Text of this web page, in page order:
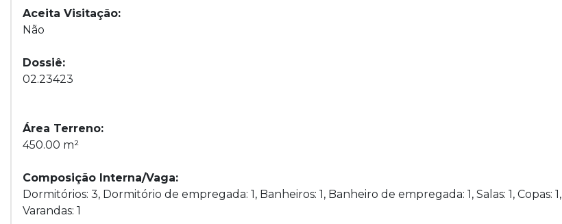
Aceita Visitação:
Não
Dossiê:
02.23423
Área Terreno:
450.00 m²
Composição Interna/Vaga:
Dormitórios: 3, Dormitório de empregada: 1, Banheiros: 1, Banheiro de empregada: 1, Salas: 1, Copas: 1,
Varandas: 1